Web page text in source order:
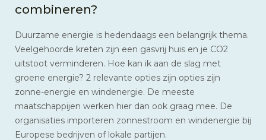
combineren?
Duurzame energie is hedendaags een belangrijk thema.
Veelgehoorde kreten zijn een gasvrij huis en je CO2
uitstoot verminderen. Hoe kan ik aan de slag met
groene energie? 2 relevante opties zijn opties zijn
zonne-energie en windenergie. De meeste
maatschappijen werken hier dan ook graag mee. De
organisaties importeren zonnestroom en windenergie bij
Europese bedrijven of lokale partijen.